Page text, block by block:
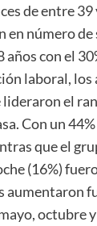
de entre
en número
con el
laboral,
el
Con un
que el
(16%)
aumentaron
octubre